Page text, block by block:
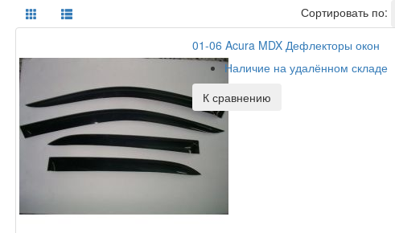
Сортировать по:
01-06 Acura MDX Дефлекторы окон
Наличие на удалённом складе
К сравнению